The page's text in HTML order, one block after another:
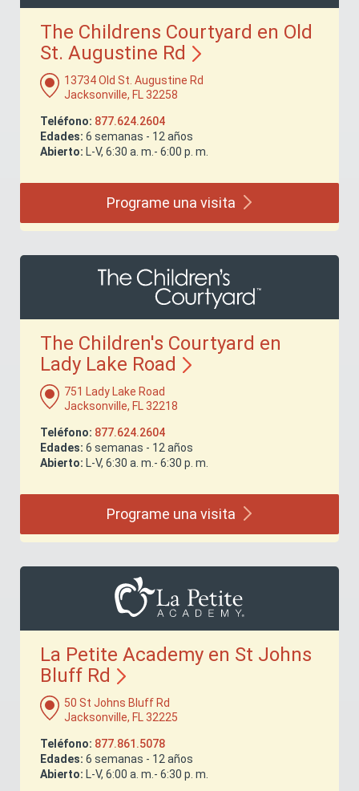
The Childrens Courtyard en Old
St. Augustine Rd
13734 Old St. Augustine Rd
Jacksonville, FL 32258
Teléfono: 877.624.2604
Edades: 6 semanas - 12 años
Abierto: L-V, 6:30 a. m.- 6:00 p. m.
Programe una visita
The Children's Courtyard en
Lady Lake Road
751 Lady Lake Road
Jacksonville, FL 32218
Teléfono: 877.624.2604
Edades: 6 semanas - 12 años
Abierto: L-V, 6:30 a. m.- 6:30 p. m.
Programe una visita
La Petite Academy en St Johns
Bluff Rd
50 St Johns Bluff Rd
Jacksonville, FL 32225
Teléfono: 877.861.5078
Edades: 6 semanas - 12 años
Abierto: L-V, 6:00 a. m.- 6:30 p. m.